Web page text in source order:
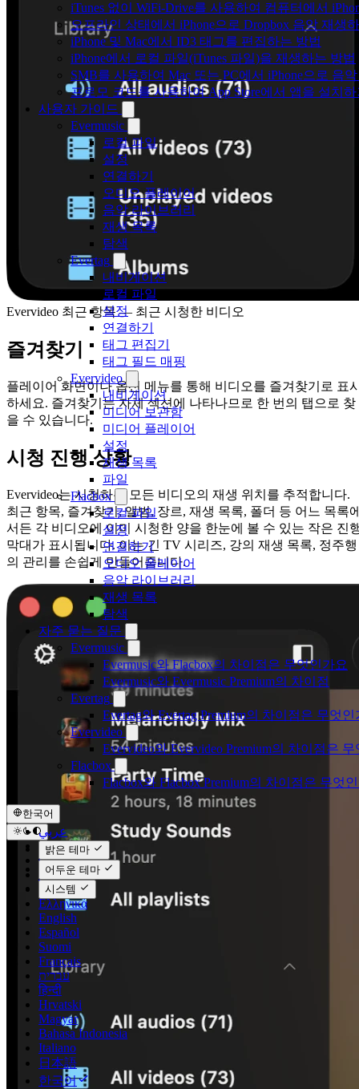
iTunes 없이 WiFi-Drive를 사용하여 컴퓨터에서
오프라인 상태에서 iPhone으로 Dropbox 음악 재생
iPhone 및 Mac에서 ID3 태그를 편집하는 방법
iPhone에서 로컬 파일(iTunes 파일)을 재생하는 방법
SMB를 사용하여 Mac 또는 PC에서 iPhone으로 음
프로모 코드를 사용하여 App Store에서 앱을 설치
사용자 가이드
Evermusic
로컬 파일
설정
연결하기
오디오 플레이어
음악 라이브러리
재생 목록
탐색
Evertag
내비게이션
로컬 파일
설정
연결하기
태그 편집기
태그 필드 매핑
Evervideo
내비게이션
미디어 보관함
미디어 플레이어
설정
재생 목록
파일
Flacbox
로컬 파일
설정
연결하기
오디오 플레이어
음악 라이브러리
재생 목록
탐색
자주 묻는 질문
Evermusic
Evermusic와 Flacbox의 차이점은 무엇인가요
Evermusic와 Evermusic Premium의 차이점
Evertag
Evertag와 Evertag Premium의 차이점은 무엇인
Evervideo
Evervideo와 Evervideo Premium의 차이점은
Flacbox
Flacbox와 Flacbox Premium의 차이점은 무엇
한국어
عربي
Català
Čeština
Dansk
Deutsch
Ελληνικά
English
Español
Suomi
Français
עברית
हिन्दी
Hrvatski
Magyar
Bahasa Indonesia
Italiano
日本語
한국어
밝은 테마
어두운 테마
시스템
Evervideo 최근 항목 — 최근 시청한 비디오
즐겨찾기
플레이어 화면이나 옵션 메뉴를 통해 비디오를 즐겨찾기로 표
하세요. 즐겨찾기는 자체 섹션에 나타나므로 한 번의 탭으로 찾
을 수 있습니다.
시청 진행 상황
Evervideo는 시청하는 모든 비디오의 재생 위치를 추적합니다.
최근 항목, 즐겨찾기, 앨범, 장르, 재생 목록, 폴더 등 어느 목록
서든 각 비디오에 이미 시청한 양을 한눈에 볼 수 있는 작은 진
막대가 표시됩니다. 이는 긴 TV 시리즈, 강의 재생 목록, 정주행
의 관리를 손쉽게 만들어줍니다.